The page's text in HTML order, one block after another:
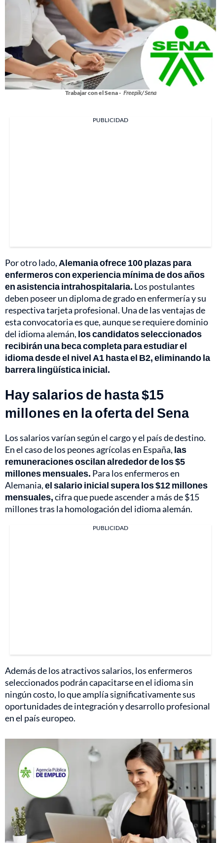
Trabajar con el Sena - Freepik/ Sena
PUBLICIDAD
Por otro lado, Alemania ofrece 100 plazas para
enfermeros con experiencia mínima de dos años
en asistencia intrahospitalaria. Los postulantes
deben poseer un diploma de grado en enfermería y su
respectiva tarjeta profesional. Una de las ventajas de
esta convocatoria es que, aunque se requiere dominio
del idioma alemán, los candidatos seleccionados
recibirán una beca completa para estudiar el
idioma desde el nivel A1 hasta el B2, eliminando la
barrera lingüística inicial.
Hay salarios de hasta $15
millones en la oferta del Sena
Los salarios varían según el cargo y el país de destino.
En el caso de los peones agrícolas en España, las
remuneraciones oscilan alrededor de los $5
millones mensuales. Para los enfermeros en
Alemania,el salario inicial supera los $12 millones
mensuales,cifra que puede ascender a más de $15
millones tras la homologación del idioma alemán.
PUBLICIDAD
Además de los atractivos salarios, los enfermeros
seleccionados podrán capacitarse en el idioma sin
ningún costo, lo que amplía significativamente sus
oportunidades de integración y desarrollo profesional
en el país europeo.